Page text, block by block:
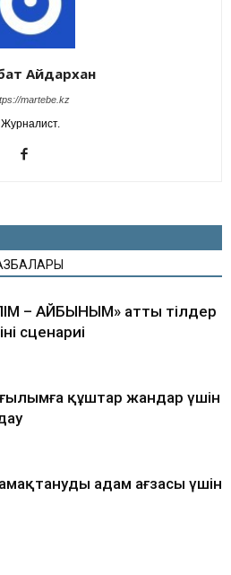
Айдархан
martebe.kz
Журналист.
– АЙБЫНЫМ» атты тілдер
сценариі
құштар жандар үшін
адам ағзасы үшін